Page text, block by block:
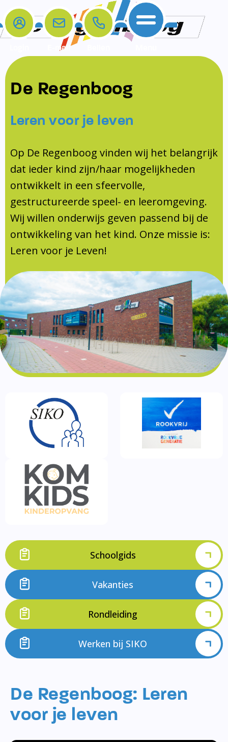
Home
De school
Opleiding en Stage
KomKids
Schoolvakanties
Ouderraad
Medezeggenschapsraad
Documentatie
Formulieren
SIKO
Ouders
Ouders
Contact
Contact
Contact
Samenwerkingen
Samenwerkingen
Schoollogopedist
E-mail
De Regenboog
Leren voor je leven
Op De Regenboog vinden wij het belangrijk
dat ieder kind zijn/haar mogelijkheden
ontwikkelt in een sfeervolle,
gestructureerde speel- en leeromgeving.
Wij willen onderwijs geven passend bij de
ontwikkeling van het kind. Onze missie is:
Leren voor je Leven!
Schoolgids
Vakanties
Rondleiding
Werken bij SIKO
De Regenboog: Leren
voor je leven